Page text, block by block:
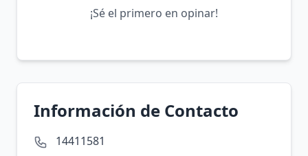
¡Sé el primero en opinar!
Información de Contacto
14411581